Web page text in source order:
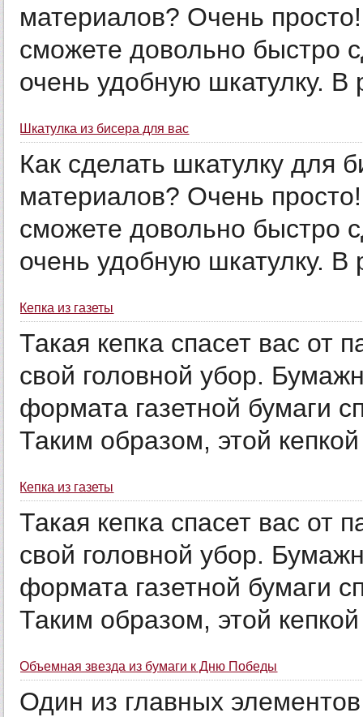
материалов? Очень
сможете довольно быстро
очень удобную шкатулку. В
Шкатулка из бисера для вас
Как сделать шкатулку для
материалов? Очень
сможете довольно быстро
очень удобную шкатулку. В
Кепка из газеты
Такая кепка спасет вас от
свой головной убор.
формата газетной бумаги
Таким образом, этой
Кепка из газеты
Такая кепка спасет вас от
свой головной убор.
формата газетной бумаги
Таким образом, этой
Объемная звезда из бумаги к Дню Победы
Один из главных